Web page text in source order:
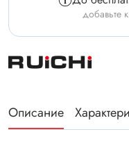
добавьте
Описание